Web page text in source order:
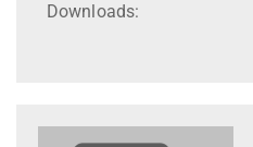
Downloads: